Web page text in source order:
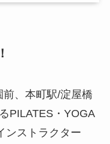
、本町駅/淀屋橋
PILATES・YOGA
ンストラクター